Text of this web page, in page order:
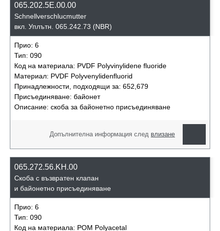
065.202.5E.00.00
Schnellverschluсmutter
вкл. Уплътн. 065.242.73 (NBR)
Прио: 6
Тип: 090
Код на материала: PVDF Polyvinylidene fluoride
Материал: PVDF Polyvenylidenfluorid
Принадлежности, подходящи за: 652,679
Присъединяване: байонет
Описание: скоба за байонетно присъединяване
Допълнителна информация след влизане
065.272.56.KH.00
Скоба с възвратен клапан
и байонетно присъединяване
Прио: 6
Тип: 090
Код на материала: POM Polyacetal